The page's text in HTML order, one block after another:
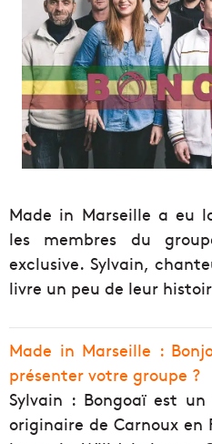
Made in Marseille a eu
les membres du
exclusive. Sylvain,
livre un peu de leur
Made in Marseille :
présenter votre groupe ?
Sylvain : Bongoaï est
originaire de Carnoux en